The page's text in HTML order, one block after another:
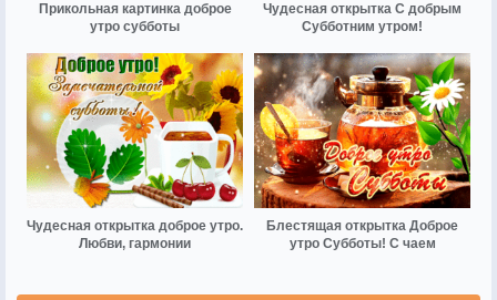
Прикольная картинка доброе
утро субботы
Чудесная открытка С добрым
Субботним утром!
Чудесная открытка доброе утро.
Любви, гармонии
Блестящая открытка Доброе
утро Субботы! С чаем